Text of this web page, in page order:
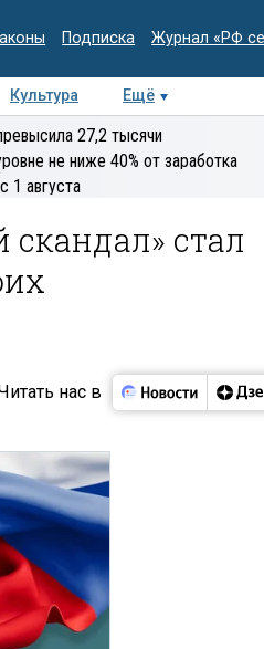
Подписка Журнал «РФ
Культура
Ещё
Колумнисты
27,2 тысячи
не ниже 40% от заработка
1 августа
стал
нас в